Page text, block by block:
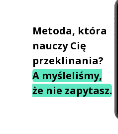
Metoda, która
nauczy Cię
przeklinania?
A myśleliśmy,
że nie zapytasz.